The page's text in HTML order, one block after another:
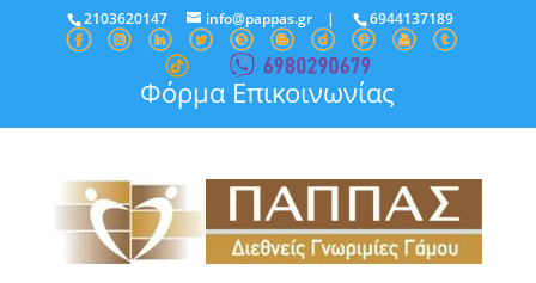
2103620147 info@pappas.gr| 6944137189
Φόρμα Επικοινωνίας